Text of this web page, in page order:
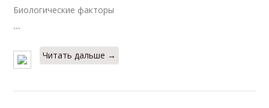
Биологические факторы
```
Читать дальше →